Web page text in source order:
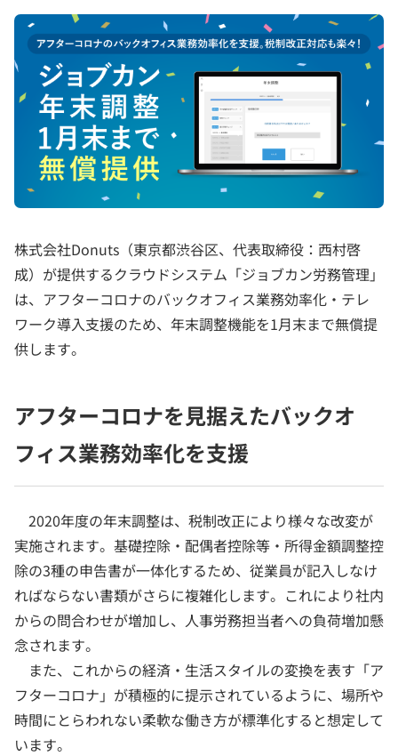
株式会社Donuts（東京都渋谷区、代表取締役：西村啓
成）が提供するクラウドシステム「ジョブカン労務管理」
は、アフターコロナのバックオフィス業務効率化・テレ
ワーク導入支援のため、年末調整機能を1月末まで無償提
供します。
アフターコロナを見据えたバックオ
フィス業務効率化を支援
2020年度の年末調整は、税制改正により様々な改変が
実施されます。基礎控除・配偶者控除等・所得金額調整控
除の3種の申告書が一体化するため、従業員が記入しなけ
ればならない書類がさらに複雑化します。これにより社内
からの問合わせが増加し、人事労務担当者への負荷増加懸
念されます。
また、これからの経済・生活スタイルの変換を表す「ア
フターコロナ」が積極的に提示されているように、場所や
時間にとらわれない柔軟な働き方が標準化すると想定して
います。